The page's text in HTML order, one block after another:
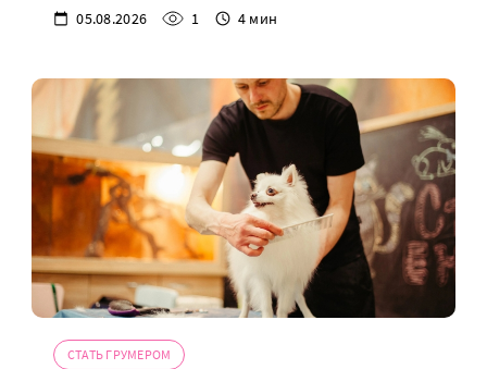
05.08.2026 1 4 мин
СТАТЬ ГРУМЕРОМ